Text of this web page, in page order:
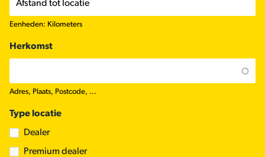
Eenheden: Kilometers
Herkomst
Adres, Plaats, Postcode, ...
Type locatie
Dealer
Premium dealer
Teelthandleidingen
Nieuws & Events
Teelthandleidingen
Nieuws & Events
Verkooppunten